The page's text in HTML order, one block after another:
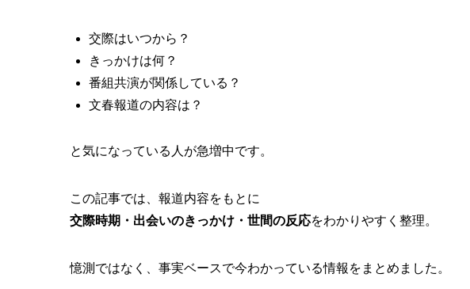
交際はいつから？
きっかけは何？
番組共演が関係している？
文春報道の内容は？
と気になっている人が急増中です。
この記事では、報道内容をもとに
交際時期・出会いのきっかけ・世間の反応をわかりやすく整理。
憶測ではなく、事実ベースで今わかっている情報をまとめました。